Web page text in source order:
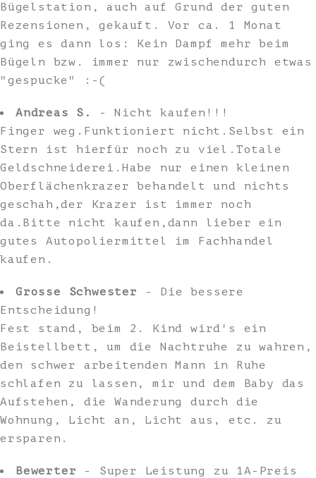
Bügelstation, auch auf Grund der guten
Rezensionen, gekauft. Vor ca. 1 Monat
ging es dann los: Kein Dampf mehr beim
Bügeln bzw. immer nur zwischendurch etwas
"gespucke" :-(
Andreas S.
- Nicht kaufen!!!
Finger weg.Funktioniert nicht.Selbst ein
Stern ist hierfür noch zu viel.Totale
Geldschneiderei.Habe nur einen kleinen
Oberflächenkrazer behandelt und nichts
geschah,der Krazer ist immer noch
da.Bitte nicht kaufen,dann lieber ein
gutes Autopoliermittel im Fachhandel
kaufen.
Grosse Schwester
- Die bessere
Entscheidung!
Fest stand, beim 2. Kind wird's ein
Beistellbett, um die Nachtruhe zu wahren,
den schwer arbeitenden Mann in Ruhe
schlafen zu lassen, mir und dem Baby das
Aufstehen, die Wanderung durch die
Wohnung, Licht an, Licht aus, etc. zu
ersparen.
Bewerter - Super Leistung zu 1A-Preis